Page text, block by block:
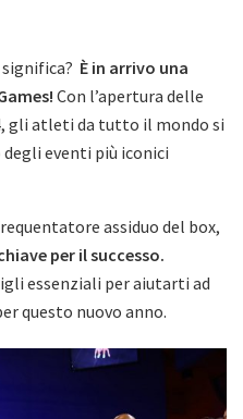
È in arrivo una
Con l’apertura delle
gli atleti da tutto il mondo si
eventi più iconici
assiduo del box,
per il successo.
essenziali per aiutarti ad
questo nuovo anno.